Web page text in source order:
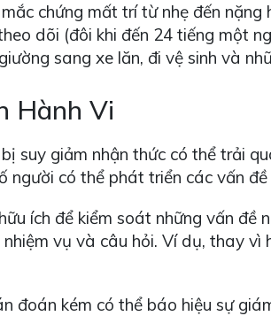
chứng mất trí từ nhẹ đến
dõi (đôi khi đến 24 tiếng một
sang xe lăn, đi vệ sinh và
Hành Vi
suy giảm nhận thức có thể trải
người có thể phát triển các vấn
ích để kiểm soát những vấn
nhiệm vụ và câu hỏi. Ví dụ, thay
đoán kém có thể báo hiệu sự